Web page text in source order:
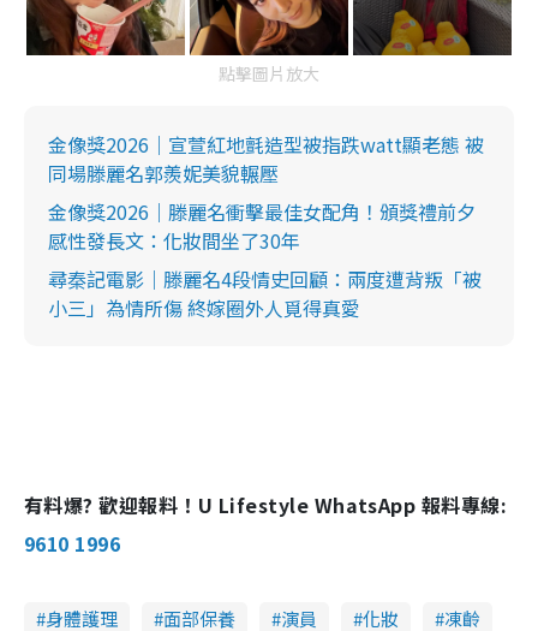
點擊圖片放大
金像獎2026｜宣萱紅地氈造型被指跌watt顯老態 被
同場滕麗名郭羨妮美貌輾壓
金像獎2026｜滕麗名衝擊最佳女配角！頒獎禮前夕
感性發長文：化妝間坐了30年
尋秦記電影｜滕麗名4段情史回顧：兩度遭背叛「被
小三」為情所傷 終嫁圈外人覓得真愛
有料爆? 歡迎報料！U Lifestyle WhatsApp 報料專線:
9610 1996
身體護理 面部保養 演員 化妝 凍齡